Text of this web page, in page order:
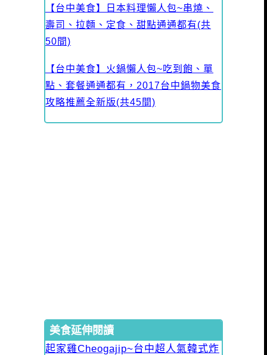
【台中美食】日本料理懶人包~串燒、
壽司、拉麵、定食、甜點通通都有(共
50間)
【台中美食】火鍋懶人包~吃到飽、單
點、套餐通通都有，2017台中鍋物美食
攻略推薦全新版(共45間)
美食延伸閱讀
起家雞Cheogajip~台中超人氣韓式炸